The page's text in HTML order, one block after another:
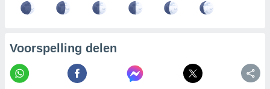
Voorspelling delen